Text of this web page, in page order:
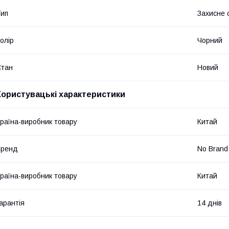
Захисне
Чорний
Новий
характеристики
виробник товару Китай
No Brand
виробник товару Китай
14 днів